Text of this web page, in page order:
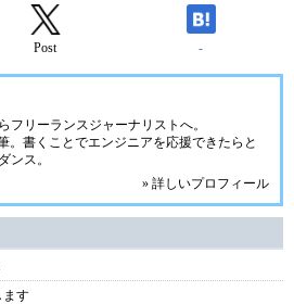
Post -
フリーランスジャーナリストへ。
。書くことでエンジニアを応援できたらと
ンス。
» 詳しいプロフィール
ます